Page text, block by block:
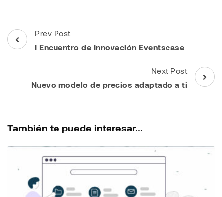
Post
Navigation
Prev Post
I Encuentro de Innovación Eventscase
Next Post
Nuevo modelo de precios adaptado a ti
También te puede interesar...